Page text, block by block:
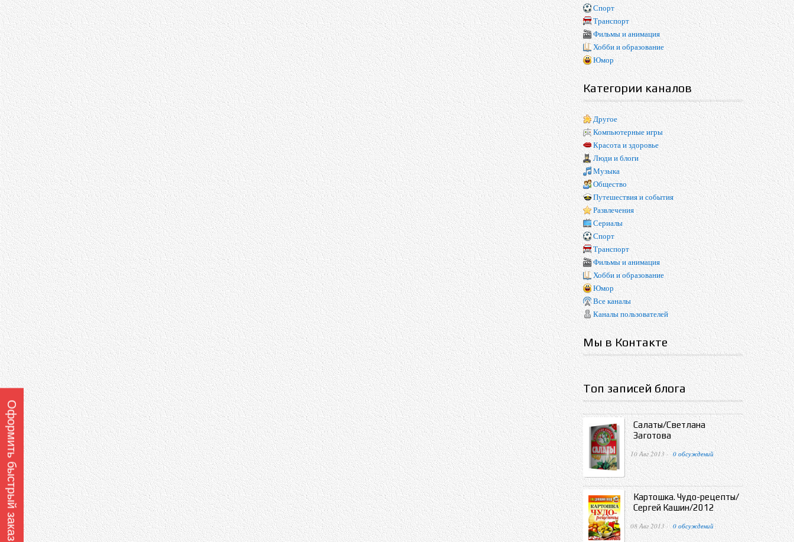
Спорт
Транспорт
Фильмы и анимация
Хобби и образование
Юмор
Категории каналов
Другое
Компьютерные игры
Красота и здоровье
Люди и блоги
Музыка
Общество
Путешествия и события
Развлечения
Сериалы
Спорт
Транспорт
Фильмы и анимация
Хобби и образование
Юмор
Все каналы
Каналы пользователей
Мы в Контакте
Топ записей блога
Салаты/Светлана
Заготова
10 Авг 2013 · 0 обсуждений
Картошка. Чудо-рецепты/
Сергей Кашин/2012
08 Авг 2013 · 0 обсуждений
Оформить быстрый заказ